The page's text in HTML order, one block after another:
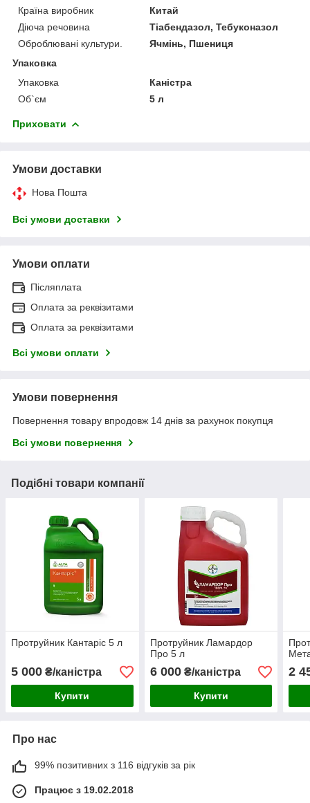
Країна виробник
Китай
Діюча речовина
Тіабендазол, Тебуконазол
Оброблювані культури.
Ячмінь, Пшениця
Упаковка
Упаковка
Каністра
Об`єм
5 л
Приховати
Умови доставки
Нова Пошта
Всі умови доставки
Умови оплати
Післяплата
Оплата за реквізитами
Оплата за реквізитами
Всі умови оплати
Умови повернення
Повернення товару впродовж 14 днів за рахунок покупця
Всі умови повернення
Подібні товари компанії
Протруйник Кантаріс 5 л
5 000 ₴/каністра
Купити
Протруйник Ламардор
Про 5 л
6 000₴/каністра
Купити
2
Про нас
99% позитивних з 116 відгуків за рік
Працює з 19.02.2018